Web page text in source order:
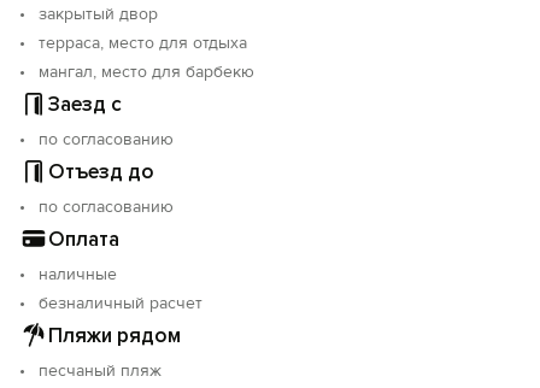
закрытый двор
терраса, место для отдыха
мангал, место для барбекю
Заезд с
по согласованию
Отъезд до
по согласованию
Оплата
наличные
безналичный расчет
Пляжи рядом
песчаный пляж